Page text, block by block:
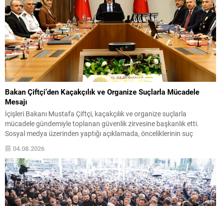
Bakan Çiftçi’den Kaçakçılık ve Organize Suçlarla Mücadele
Mesajı
İçişleri Bakanı Mustafa Çiftçi, kaçakçılık ve organize suçlarla
mücadele gündemiyle toplanan güvenlik zirvesine başkanlık etti.
Sosyal medya üzerinden yaptığı açıklamada, önceliklerinin suç
Bakan Çiftçi, amaçlarının insan ve finans kaynaklarını kurutarak, suç
gelirlerini hukuki çerçevede devlet denetimine almak olduğunu
vurguladı. “Hiçbir suç yapılanmasına alan...
04.08.2026